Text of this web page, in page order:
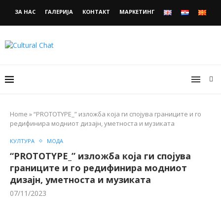
ЗА НАС ГАЛЕРИЈА КОНТАКТ МАРКЕТИНГ
Home »“PROTOTYPE_” изложба која ги спојува границите и го
редифинира модниот дизајн, уметноста и музиката
КУЛТУРА МОДА
“PROTOTYPE_” изложба која ги спојува
границите и го редифинира модниот
дизајн, уметноста и музиката
07/11/2023